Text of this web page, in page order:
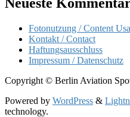
Fotonutzung / Content
Kontakt / Contact
Haftungsausschluss
Impressum / Datenschutz
Copyright © Berlin Aviation
Powered by WordPress &
technology.